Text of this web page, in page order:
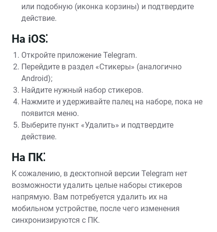
или подобную (иконка корзины) и подтвердите
действие.
На iOS⁚
Откройте приложение Telegram.
Перейдите в раздел «Стикеры» (аналогично
Android);
Найдите нужный набор стикеров.
Нажмите и удерживайте палец на наборе, пока не
появится меню.
Выберите пункт «Удалить» и подтвердите
действие.
На ПК⁚
К сожалению, в десктопной версии Telegram нет
возможности удалить целые наборы стикеров
напрямую. Вам потребуется удалить их на
мобильном устройстве, после чего изменения
синхронизируются с ПК.